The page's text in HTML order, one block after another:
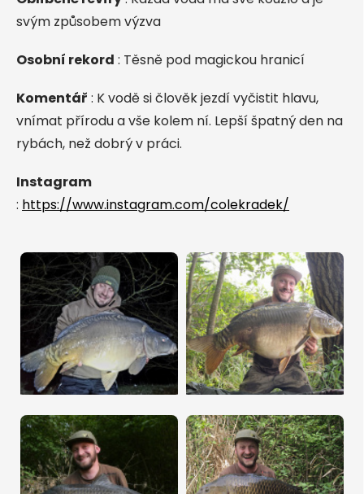
svým způsobem výzva
Osobní rekord : Těsně pod magickou hranicí
Komentář : K vodě si člověk jezdí vyčistit hlavu,
vnímat přírodu a vše kolem ní. Lepší špatný den na
rybách, než dobrý v práci.
Instagram
: https://www.instagram.com/colekradek/